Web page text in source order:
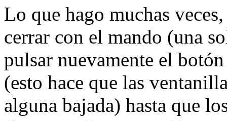
Lo que hago muchas
cerrar con el mando (una
pulsar nuevamente el
(esto hace que las
alguna bajada) hasta que